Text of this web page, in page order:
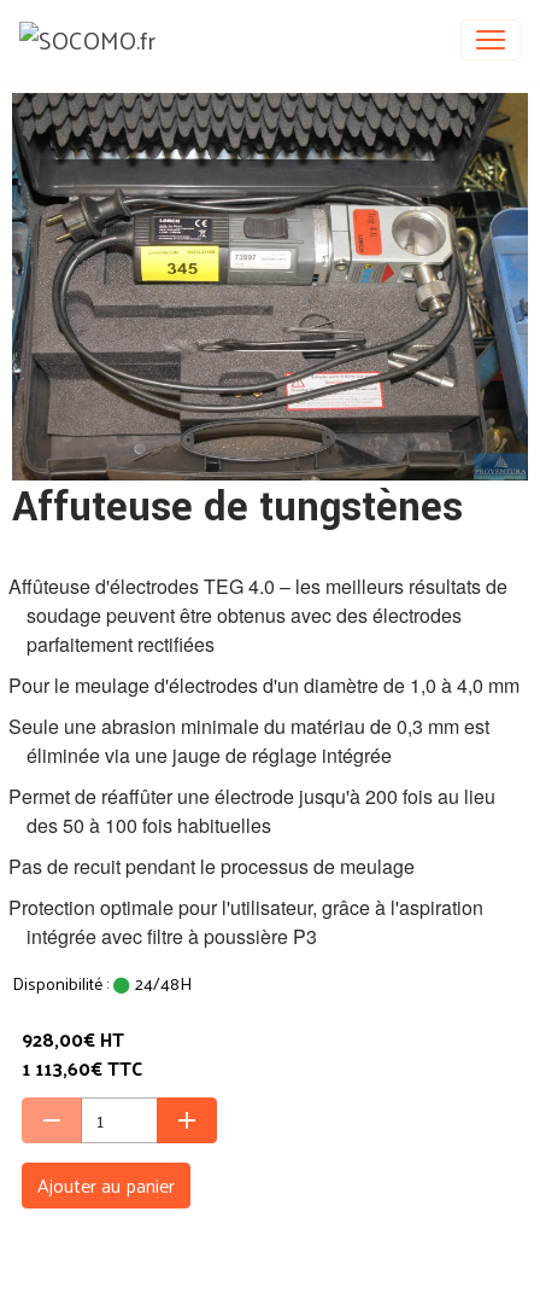
Affuteuse de tungstènes
Affûteuse d'électrodes TEG 4.0 – les meilleurs résultats de
soudage peuvent être obtenus avec des électrodes
parfaitement rectifiées
Pour le meulage d'électrodes d'un diamètre de 1,0 à 4,0 mm
Seule une abrasion minimale du matériau de 0,3 mm est
éliminée via une jauge de réglage intégrée
Permet de réaffûter une électrode jusqu'à 200 fois au lieu
des 50 à 100 fois habituelles
Pas de recuit pendant le processus de meulage
Protection optimale pour l'utilisateur, grâce à l'aspiration
intégrée avec filtre à poussière P3
Disponibilité : 24/48H
928,00€ HT
1 113,60€ TTC
Ajouter au panier